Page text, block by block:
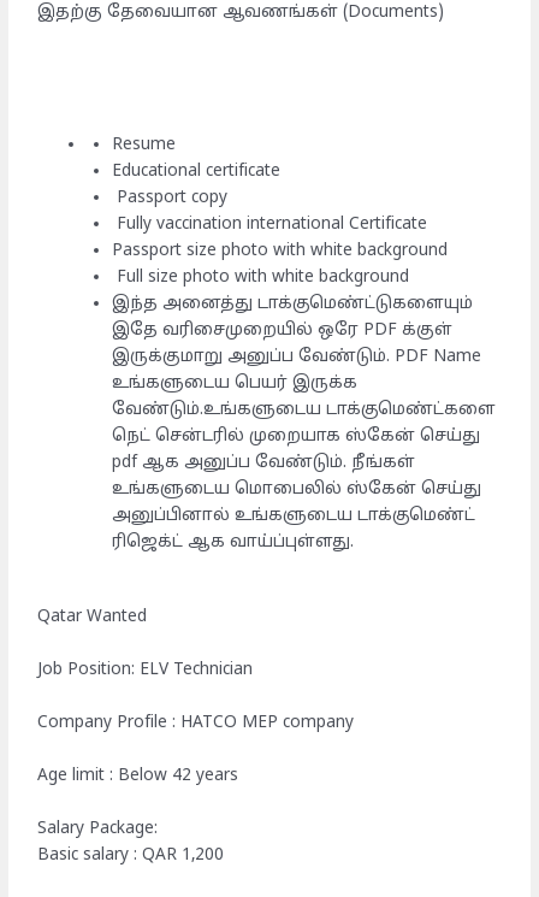
இதற்கு தேவையான ஆவணங்கள் (Documents)
Resume
Educational certificate
Passport copy
Fully vaccination international Certificate
Passport size photo with white background
Full size photo with white background
இந்த அனைத்து டாக்குமெண்ட்டுகளையும்
இதே வரிசைமுறையில் ஒரே PDF க்குள்
இருக்குமாறு அனுப்ப வேண்டும். PDF Name
உங்களுடைய பெயர் இருக்க
வேண்டும்.உங்களுடைய டாக்குமெண்ட்களை
நெட் சென்டரில் முறையாக ஸ்கேன் செய்து
pdf ஆக அனுப்ப வேண்டும். நீங்கள்
உங்களுடைய மொபைலில் ஸ்கேன் செய்து
அனுப்பினால் உங்களுடைய டாக்குமெண்ட்
ரிஜெக்ட் ஆக வாய்ப்புள்ளது.
Qatar Wanted
Job Position: ELV Technician
Company Profile : HATCO MEP company
Age limit : Below 42 years
Salary Package:
Basic salary : QAR 1,200